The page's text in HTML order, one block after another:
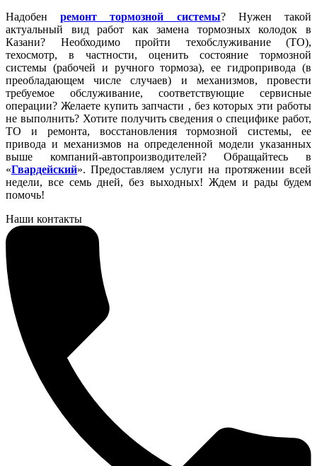
Надобенремонт тормозной системы? Нужен такой
актуальный вид работ как замена тормозных колодок в
Казани? Необходимо пройти техобслуживание (ТО),
техосмотр, в частности, оценить состояние тормозной
системы (рабочей и ручного тормоза), ее гидропривода (в
преобладающем числе случаев) и механизмов, провести
требуемое обслуживание, соответствующие сервисные
операции? Желаете купить запчасти , без которых эти работы
не выполнить? Хотите получить сведения о специфике работ,
ТО и ремонта, восстановления тормозной системы, ее
привода и механизмов на определенной модели указанных
выше компаний-автопроизводителей? Обращайтесь в
«Гвардейский». Предоставляем услуги на протяжении всей
недели, все семь дней, без выходных! Ждем и рады будем
помочь!
Наши контакты